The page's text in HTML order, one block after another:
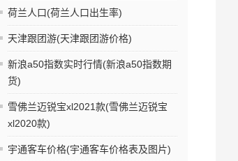
荷兰人口(荷兰人口出生率)
天津跟团游(天津跟团游价格)
新浪a50指数实时行情(新浪a50指数期
货)
雪佛兰迈锐宝xl2021款(雪佛兰迈锐宝
xl2020款)
宇通客车价格(宇通客车价格表及图片)